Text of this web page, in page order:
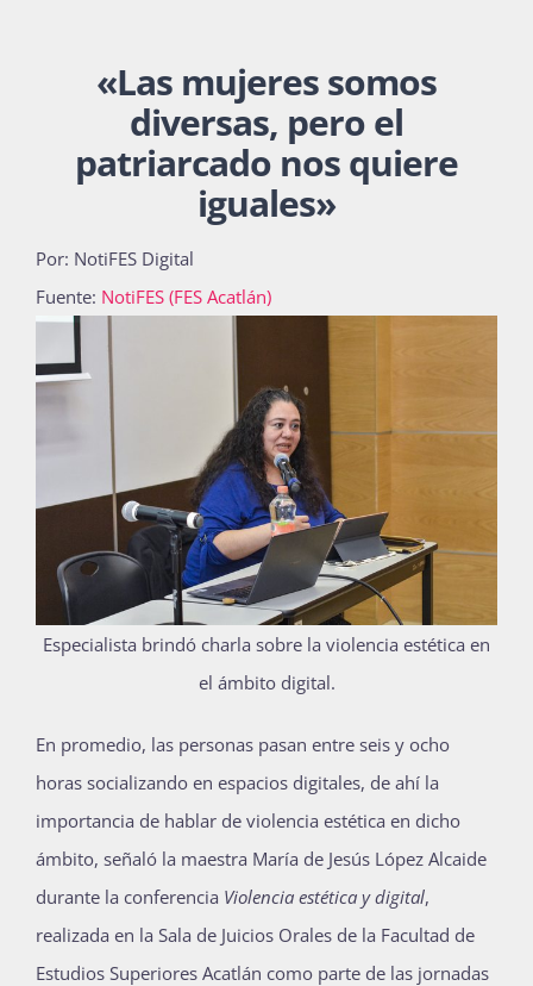
Blog
Súmate
Publicaciones
Bienvenida generación 2027-1
«Las mujeres somos
diversas, pero el
patriarcado nos quiere
iguales»
Por: NotiFES Digital
Fuente: NotiFES (FES Acatlán)
Especialista brindó charla sobre la violencia estética en
el ámbito digital.
En promedio, las personas pasan entre seis y ocho
horas socializando en espacios digitales, de ahí la
importancia de hablar de violencia estética en dicho
ámbito, señaló la maestra María de Jesús López Alcaide
durante la conferencia Violencia estética y digital,
realizada en la Sala de Juicios Orales de la Facultad de
Estudios Superiores Acatlán como parte de las jornadas